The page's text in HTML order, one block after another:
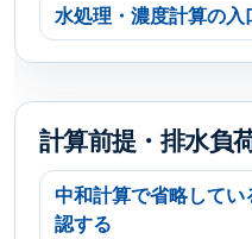
水処理・濃度計算の入
計算前提・排水負
中和計算で省略して
認する